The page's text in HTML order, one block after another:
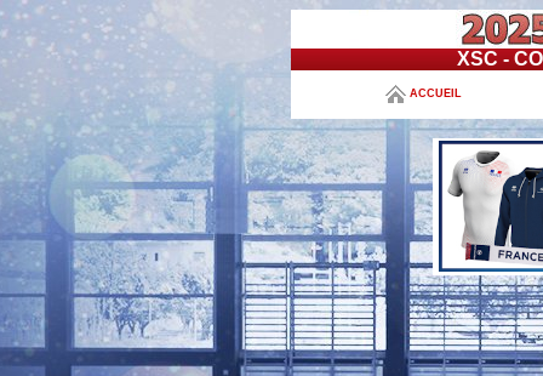
XSC -
ACCUEIL